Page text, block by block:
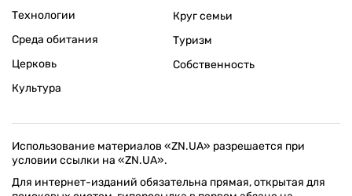
Технологии
Среда обитания
Церковь
Культура
Круг семьи
Туризм
Собственность
Использование материалов «ZN.UA» разрешается при
условии ссылки на «ZN.UA».
Для интернет-изданий обязательна прямая, открытая для